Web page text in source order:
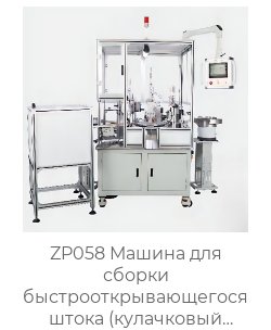
ZP058 Машина для
сборки
быстрооткрывающегося
штока (кулачковый